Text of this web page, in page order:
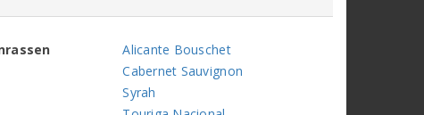
Alicante Bouschet
Cabernet Sauvignon
Syrah